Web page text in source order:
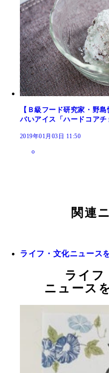
【Ｂ級フード研究家・野
バいアイス「ハードコアチ
2019年01月03日 11:50
関連
ライフ・文化ニュース
ライフ
ニュース